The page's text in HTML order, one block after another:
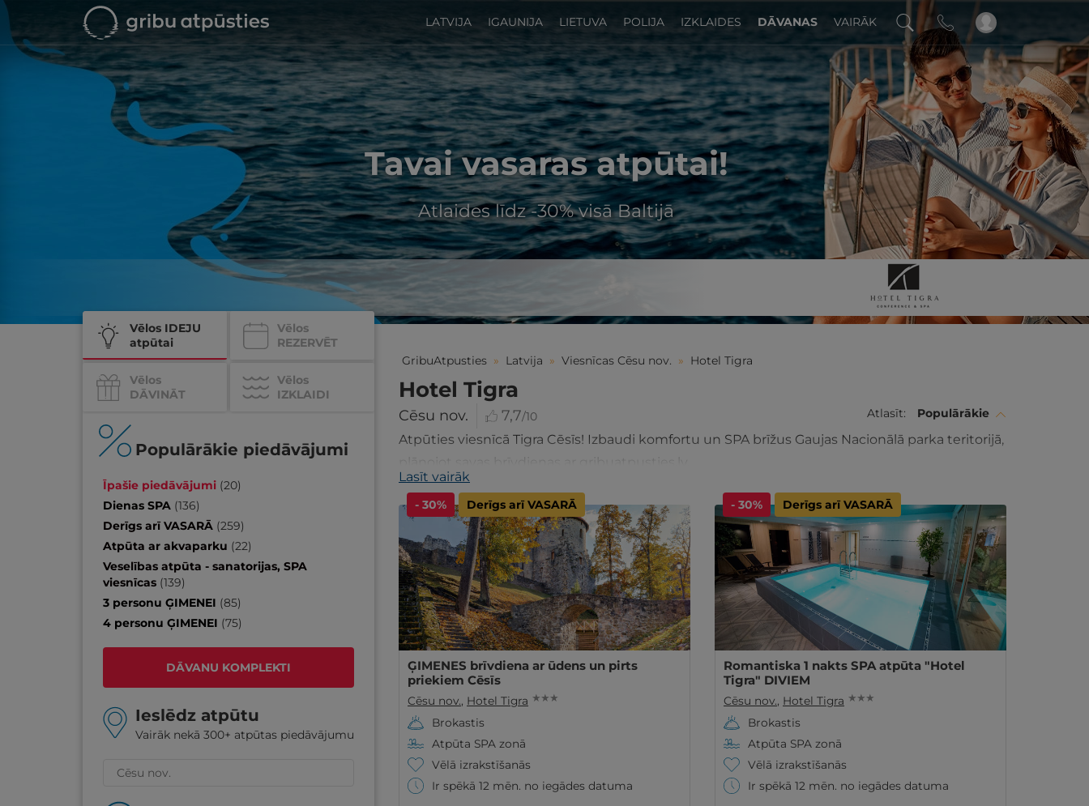
LATVIJA IGAUNIJA LIETUVA POLIJA IZKLAIDES DĀVANAS VAIRĀK
Tavai vasaras atpūtai!
Atlaides līdz -30% visā Baltijā
GribuAtpusties » Latvija » Viesnīcas Cēsu nov. » Hotel Tigra
Vēlos IDEJU
atpūtai
Vēlos
REZERVĒT
Vēlos
DĀVINĀT
Vēlos
IZKLAIDI
Populārākie piedāvājumi
Īpašie piedāvājumi (20)
Dienas SPA (136)
Derīgs arī VASARĀ (259)
Atpūta ar akvaparku (22)
Veselības atpūta - sanatorijas, SPA
viesnīcas (139)
3 personu ĢIMENEI (85)
4 personu ĢIMENEI (75)
DĀVANU KOMPLEKTI
Ieslēdz atpūtu
Vairāk nekā 300+ atpūtas piedāvājumu
Atlasīt: Populārākie
Hotel Tigra
Cēsu nov. 7,7/10
Atpūties viesnīcā Tigra Cēsīs! Izbaudi komfortu un SPA brīžus Gaujas Nacionālā parka teritorijā,
Lasīt vairāk
- 30% Derīgs arī VASARĀ
ĢIMENES brīvdiena ar ūdens un pirts
priekiem Cēsīs
Cēsu nov., Hotel Tigra ★ ★ ★
Brokastis
Atpūta SPA zonā
Vēlā izrakstīšanās
Ir spēkā 12 mēn. no iegādes datuma
- 30% Derīgs arī VASARĀ
Romantiska 1 nakts SPA atpūta "Hotel
Tigra" DIVIEM
Cēsu nov., Hotel Tigra ★ ★ ★
Brokastis
Atpūta SPA zonā
Vēlā izrakstīšanās
Ir spēkā 12 mēn. no iegādes datuma